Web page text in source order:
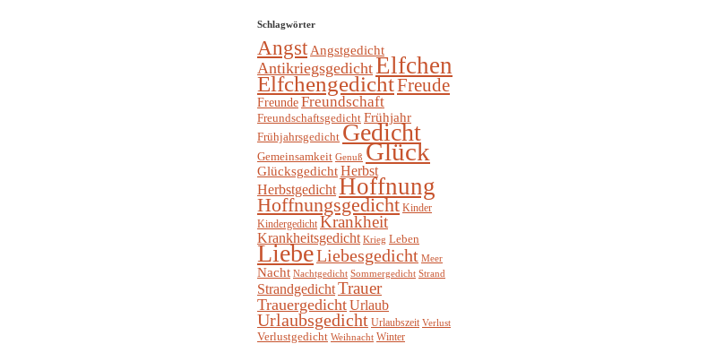
Schlagwörter
Angst Angstgedicht
AntikriegsgedichtElfchen
ElfchengedichtFreude
FreundeFreundschaft
Freundschaftsgedicht Frühjahr
Frühjahrsgedicht Gedicht
Gemeinsamkeit Genuß Glück
GlücksgedichtHerbst
HerbstgedichtHoffnung
Hoffnungsgedicht Kinder
Kindergedicht Krankheit
Krankheitsgedicht Krieg Leben
LiebeLiebesgedicht Meer
Nacht Nachtgedicht Sommergedicht Strand
StrandgedichtTrauer
TrauergedichtUrlaub
Urlaubsgedicht Urlaubszeit Verlust
Verlustgedicht Weihnacht Winter